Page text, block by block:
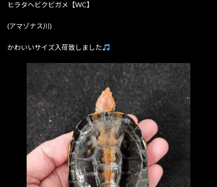
新
ヒラタヘビクビガメ【WC】
(アマゾナス川)
かわいいサイズ入荷致しました